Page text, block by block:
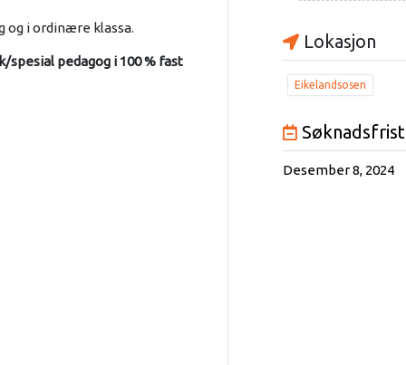
i ordinære klassa.
pedagog i 100 % fast
Lokasjon
Eikelandsosen
Søknadsfrist
Desember 8, 2024